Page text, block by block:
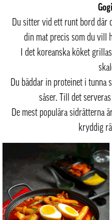
Gogi
Du sitter vid ett runt bord där
din mat precis som du vill
I det koreanska köket
Du bäddar in proteinet i tunna
såser. Till det
De mest populära sidrätterna
kryddig